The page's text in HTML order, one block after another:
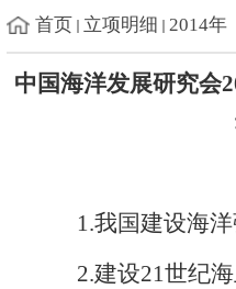
首页 立项明细 2014年
中国海洋发展研究会
1.我国建设海
2.建设21世纪